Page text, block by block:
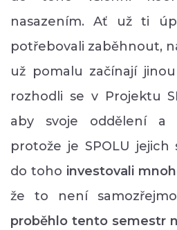
nasazením. Ať už ti
potřebovali zaběhnout,
už pomalu začínají
rozhodli se v Projektu
aby svoje oddělení a
protože je SPOLU jejich
do toho investovali
že to není
proběhlo tento semestr